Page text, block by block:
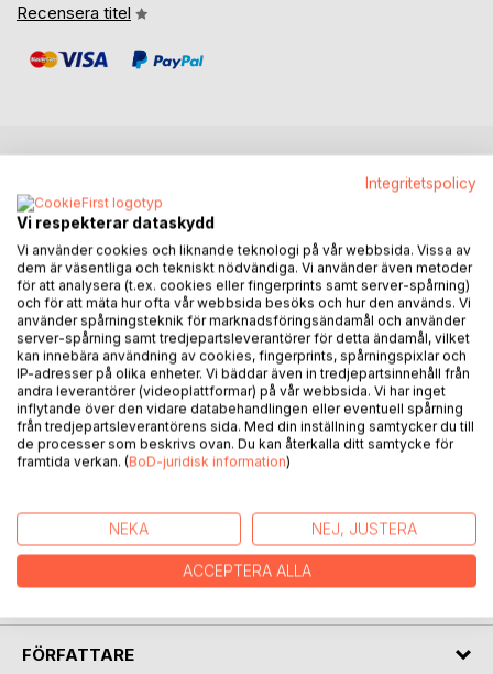
Recensera titel
Året är 1956 på en liten gård utanför Uppsala. Emmy lever
ett stillsamt liv tillsammans med sin far. Efter moderns död
präglas hennes tillvaro av ensamhet, sorg och saknad.
Drömmen om en egen familj verkar allt mer avlägsen.
Så möter hon Josef. En sensommarnatt kommer han
vandrande och den alltid så rediga Emmy blir handlöst
förälskad. I skydd av skogens viskande granar delar de sin
första kärleksstund. För Emmy blir timmarna med Josef
början på ett nytt liv.
Emmy är en historia om utanförskap och sorg, om
främlingsrädsla och längtan. Det är en berättelse om
fristad långt upp i skogen.
Emmy är en fristående fortsättning på Karin Algviks roman
Linnea (2023). I båda böckerna tar hon oss med till 1950-
talets Uppland och en bygd där hon själv har sina rötter.
FÖRFATTARE
Integritetspolicy
Vi respekterar dataskydd
Vi använder cookies och liknande teknologi på vår webbsida. Vissa av
dem är väsentliga och tekniskt nödvändiga. Vi använder även metoder
för att analysera (t.ex. cookies eller fingerprints samt server-spårning)
och för att mäta hur ofta vår webbsida besöks och hur den används. Vi
använder spårningsteknik för marknadsföringsändamål och använder
server-spårning samt tredjepartsleverantörer för detta ändamål, vilket
kan innebära användning av cookies, fingerprints, spårningspixlar och
IP-adresser på olika enheter. Vi bäddar även in tredjepartsinnehåll från
andra leverantörer (videoplattformar) på vår webbsida. Vi har inget
inflytande över den vidare databehandlingen eller eventuell spårning
från tredjepartsleverantörens sida. Med din inställning samtycker du till
de processer som beskrivs ovan. Du kan återkalla ditt samtycke för
framtida verkan. (BoD-juridisk information)
NEKA NEJ, JUSTERA
ACCEPTERA ALLA